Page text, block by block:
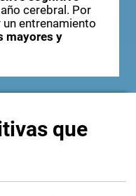
cerebral. Por
entrenamiento
mayores y
que